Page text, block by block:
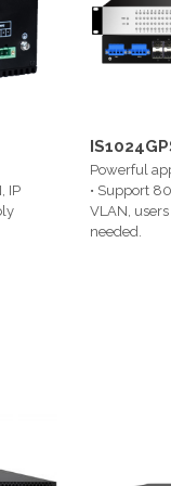
IP
Powerful
• Support
VLAN,
needed.